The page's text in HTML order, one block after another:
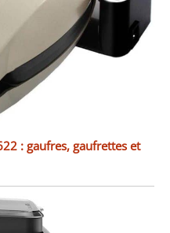
: gaufres, gaufrettes et